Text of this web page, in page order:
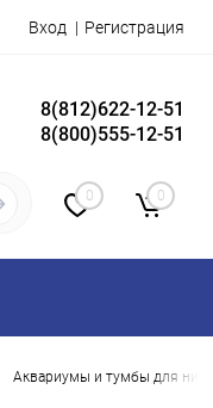
Вход Регистрация
8(812)622-12-51
8(800)555-12-51
0 0
Аквариумы и тумбы для них